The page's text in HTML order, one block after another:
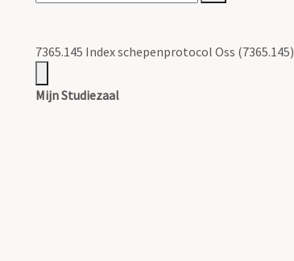
7365.145 Index schepenprotocol Oss (7365.145)
Mijn Studiezaal